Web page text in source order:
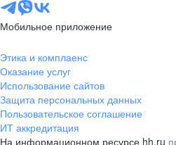
Мобильное приложение
Этика и комплаенс
Оказание услуг
Использование сайтов
Защита персональных данных
Пользовательское соглашение
ИТ аккредитация
На информационном ресурсе hh.ru